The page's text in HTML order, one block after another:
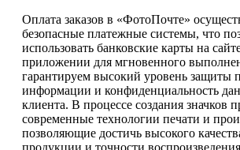
Оплата заказов в «ФотоПочте»
безопасные платежные системы, что
использовать банковские карты на
приложении для мгновенного
гарантируем высокий уровень защиты
информации и конфиденциальность
клиента. В процессе создания значков
современные технологии печати и
позволяющие достичь высокого
продукции и точности